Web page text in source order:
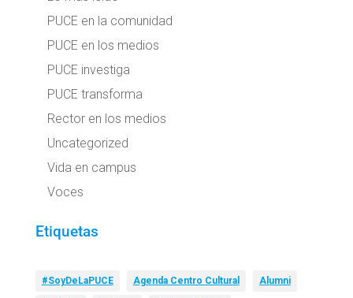
PUCE en la comunidad
PUCE en los medios
PUCE investiga
PUCE transforma
Rector en los medios
Uncategorized
Vida en campus
Voces
Etiquetas
#SoyDeLaPUCE Agenda Centro Cultural Alumni